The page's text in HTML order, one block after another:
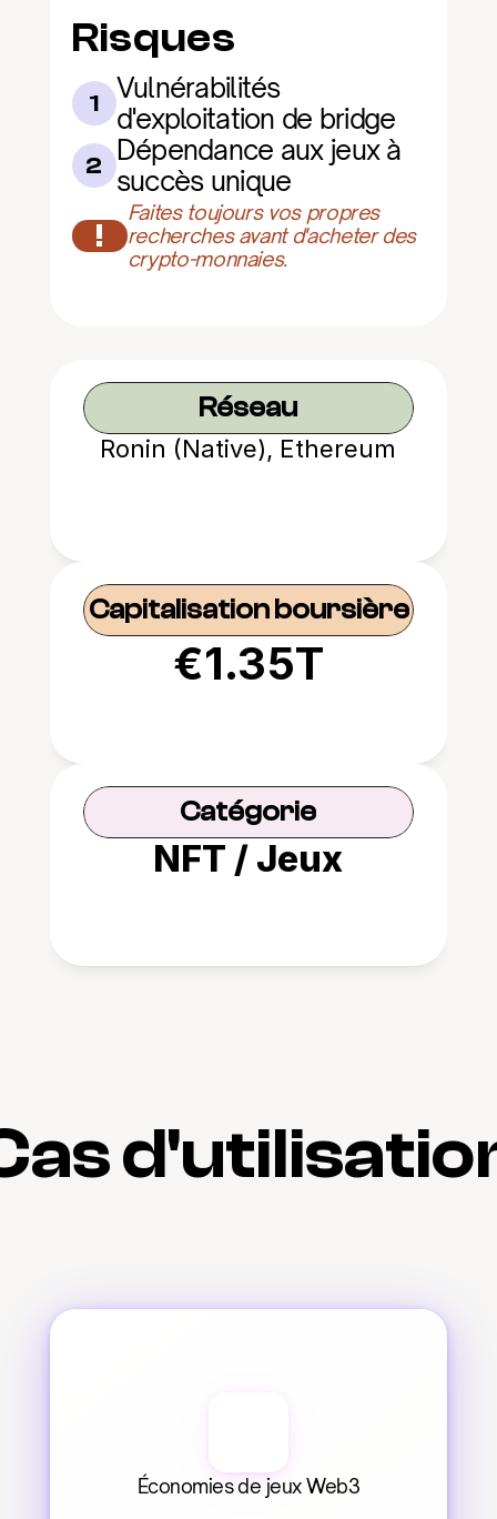
Risques
1
Vulnérabilités
d'exploitation de bridge
2 Dépendance aux jeux à
succès unique
!
Faites toujours vos propres
recherches avant d'acheter des
crypto-monnaies.
Réseau
Ronin (Native), Ethereum
Capitalisation boursière
€1.35T
Catégorie
NFT / Jeux
Économies de jeux Web3